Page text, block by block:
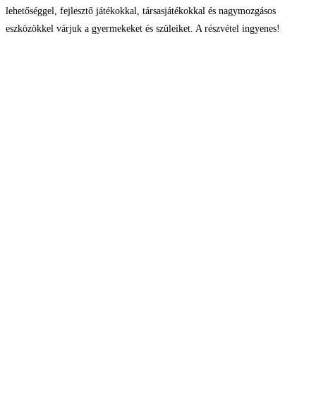
lehetőséggel, fejlesztő játékokkal, társasjátékokkal és nagymozgásos
eszközökkel várjuk a gyermekeket és szüleiket. A részvétel ingyenes!